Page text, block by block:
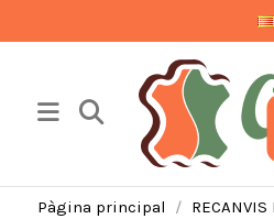
Pàgina principal
RECANVIS